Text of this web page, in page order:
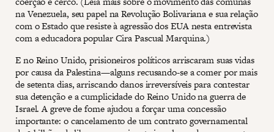
na Venezuela, seu papel na Revolução Bolivariana e sua relação
com o Estado que resiste à agressão dos EUA nesta entrevista
com a educadora popular Cira Pascual Marquina.)
E no Reino Unido, prisioneiros políticos arriscaram suas vidas
por causa da Palestina—alguns recusando-se a comer por mais
de setenta dias, arriscando danos irreversíveis para contestar
sua detenção e a cumplicidade do Reino Unido na guerra de
Israel. A greve de fome ajudou a forçar uma concessão
importante: o cancelamento de um contrato governamental